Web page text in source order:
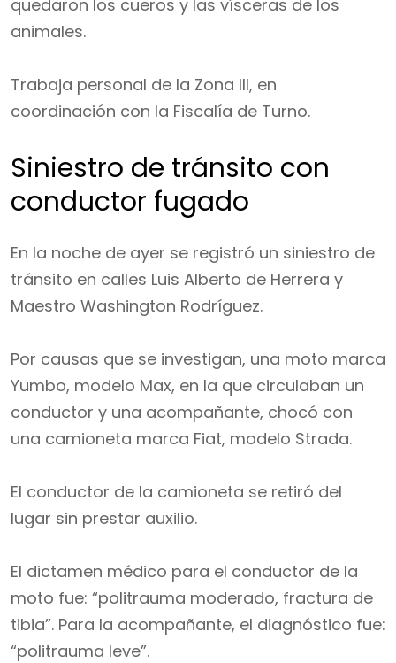
quedaron los cueros y las vísceras de los
animales.
Trabaja personal de la Zona III, en
coordinación con la Fiscalía de Turno.
Siniestro de tránsito con
conductor fugado
En la noche de ayer se registró un siniestro de
tránsito en calles Luis Alberto de Herrera y
Maestro Washington Rodríguez.
Por causas que se investigan, una moto marca
Yumbo, modelo Max, en la que circulaban un
conductor y una acompañante, chocó con
una camioneta marca Fiat, modelo Strada.
El conductor de la camioneta se retiró del
lugar sin prestar auxilio.
El dictamen médico para el conductor de la
moto fue: “politrauma moderado, fractura de
tibia”. Para la acompañante, el diagnóstico fue:
“politrauma leve”.